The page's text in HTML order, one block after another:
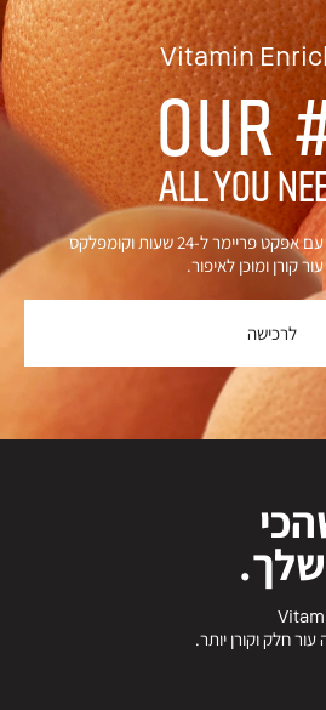
Vitamin
OUR
ALL YOU
הפורמולה שאת אוהבת, עכשיו עם אפקט פריימר ל-24 שעות וקומפלקס
קורן ומוכן לאיפור.
לרכישה
שלך.
חלק וקורן יותר.